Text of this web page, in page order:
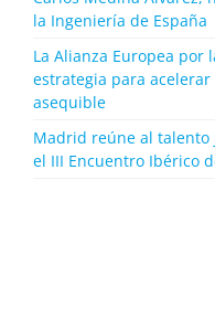
la Ingeniería de España
La Alianza Europea por
estrategia para
asequible
Madrid reúne al
el III Encuentro Ibérico